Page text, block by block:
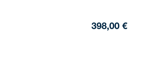
398,00 €